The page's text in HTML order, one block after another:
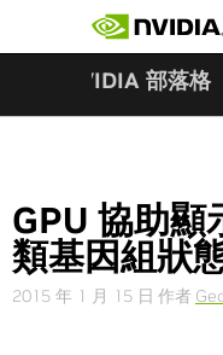
NVIDIA 部落格
GPU 協助顯
類基因組狀
2015 年 1 月 15 日 作者